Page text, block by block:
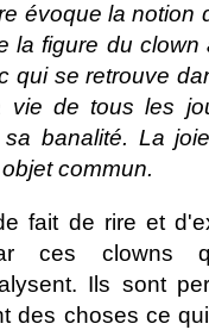
évoque la notion
la figure du clown
qui se retrouve
vie de tous les
sa banalité. La
commun.
fait de rire et
ces clowns
Ils sont
des choses ce